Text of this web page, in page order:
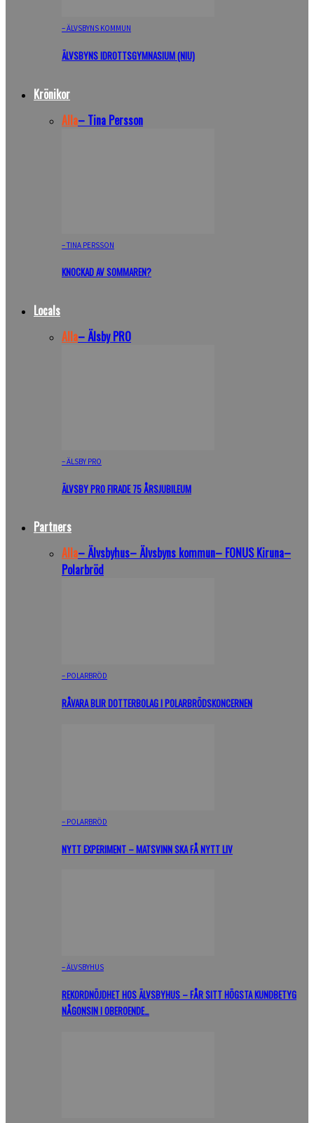
– ÄLVSBYNS KOMMUN
ÄLVSBYNS IDROTTSGYMNASIUM (NIU)
Krönikor
Alla– Tina Persson
– TINA PERSSON
KNOCKAD AV SOMMAREN?
Locals
Alla– Älsby PRO
– ÄLSBY PRO
ÄLVSBY PRO FIRADE 75 ÅRSJUBILEUM
Partners
Alla– Älvsbyhus– Älvsbyns kommun– FONUS Kiruna–
Polarbröd
– POLARBRÖD
RÅVARA BLIR DOTTERBOLAG I POLARBRÖDSKONCERNEN
– POLARBRÖD
NYTT EXPERIMENT – MATSVINN SKA FÅ NYTT LIV
– ÄLVSBYHUS
REKORDNÖJDHET HOS ÄLVSBYHUS – FÅR SITT HÖGSTA KUNDBETYG
NÅGONSIN I OBEROENDE…